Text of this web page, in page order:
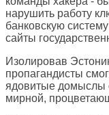
нарушить работу
банковскую
сайты
Изолировав
пропагандисты
ядовитые домыслы
мирной,